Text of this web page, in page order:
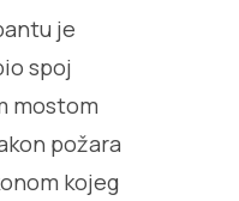
je
spoj
mostom
požara
kojeg